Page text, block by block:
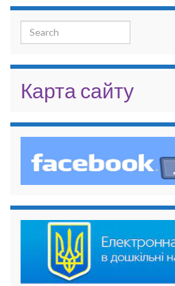
Search for:
Карта сайту